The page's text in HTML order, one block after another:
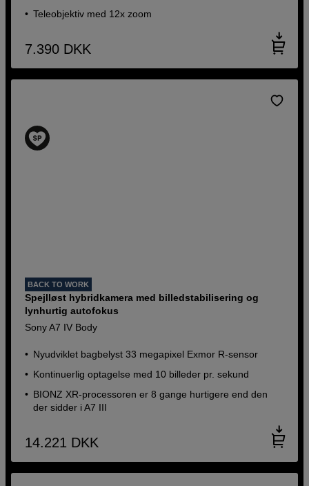
Teleobjektiv med 12x zoom
7.390 DKK
BACK TO WORK
Spejlløst hybridkamera med billedstabilisering og
lynhurtig autofokus
Sony A7 IV Body
Nyudviklet bagbelyst 33 megapixel Exmor R-sensor
Kontinuerlig optagelse med 10 billeder pr. sekund
BIONZ XR-processoren er 8 gange hurtigere end den
der sidder i A7 III
14.221 DKK